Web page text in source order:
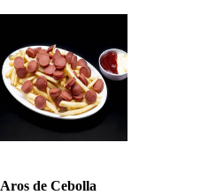
Aros de Cebolla